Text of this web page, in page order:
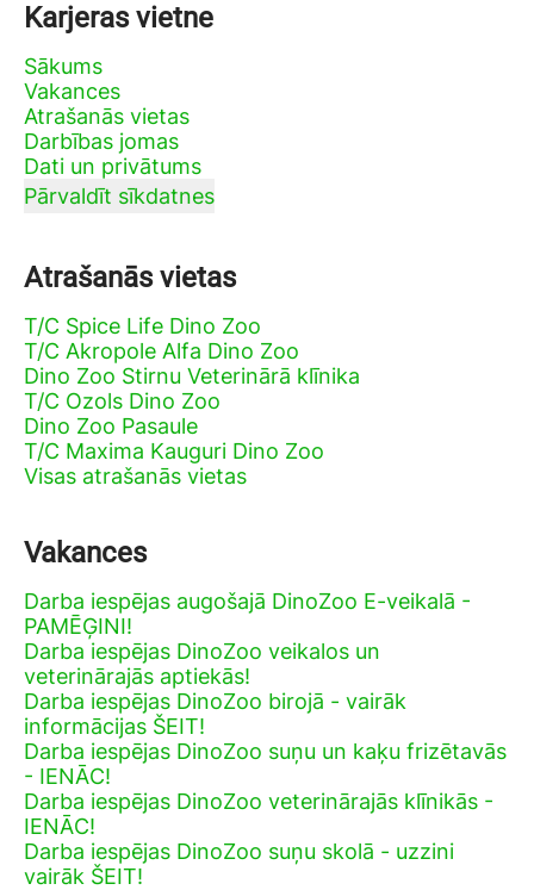
Karjeras vietne
Sākums
Vakances
Atrašanās vietas
Darbības jomas
Dati un privātums
Pārvaldīt sīkdatnes
Atrašanās vietas
T/C Spice Life Dino Zoo
T/C Akropole Alfa Dino Zoo
Dino Zoo Stirnu Veterinārā klīnika
T/C Ozols Dino Zoo
Dino Zoo Pasaule
T/C Maxima Kauguri Dino Zoo
Visas atrašanās vietas
Vakances
Darba iespējas augošajā DinoZoo E-veikalā -
PAMĒĢINI!
Darba iespējas DinoZoo veikalos un
veterinārajās aptiekās!
Darba iespējas DinoZoo birojā - vairāk
informācijas ŠEIT!
Darba iespējas DinoZoo suņu un kaķu frizētavās
- IENĀC!
Darba iespējas DinoZoo veterinārajās klīnikās -
IENĀC!
Darba iespējas DinoZoo suņu skolā - uzzini
vairāk ŠEIT!